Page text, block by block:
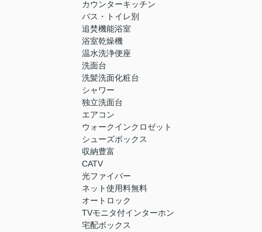
カウンターキッチン
バス・トイレ別
追焚機能浴室
浴室乾燥機
温水洗浄便座
洗面台
洗髪洗面化粧台
シャワー
独立洗面台
エアコン
ウォークインクロゼット
シューズボックス
収納豊富
CATV
光ファイバー
ネット使用料無料
オートロック
TVモニタ付インターホン
宅配ボックス